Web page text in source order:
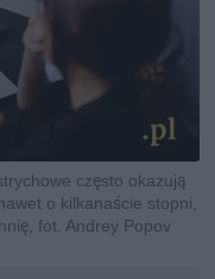
często okazują
o kilkanaście stopni,
fot. Andrey Popov